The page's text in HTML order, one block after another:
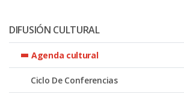
DIFUSIÓN CULTURAL
Agenda cultural
Ciclo De Conferencias